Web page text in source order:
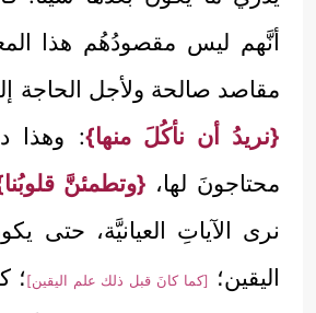
أنَّهم ليس مقصودُهُم هذا
مقاصد صالحة ولأجل الحاجة
{نريدُ أن نأكُلَ منها}: وهذا
محتاجونَ لها، {وتطمئنَّ
نرى الآياتِ العيانيَّة، حتى
اليقين؛
[كما كانَ قبل ذلك علم اليقين] ؛